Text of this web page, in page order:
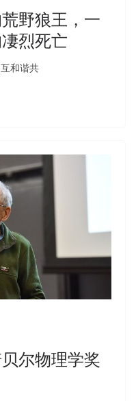
野狼王，一
烈死亡
和谐共
尔物理学奖